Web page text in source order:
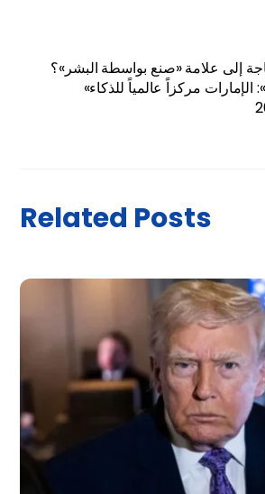
إلى علامة «صنع بواسطة البشر»؟
«جي بي مورغان»: الإمارات مركزاً عالمياً للذكاء
Related Posts